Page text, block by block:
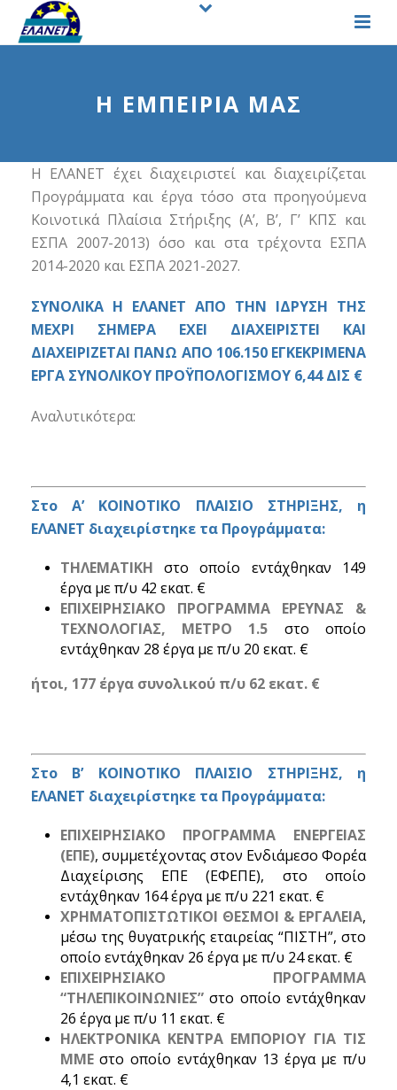
Η ΕΜΠΕΙΡΙΑ ΜΑΣ
Η ΕΛΑΝΕΤ έχει διαχειριστεί και διαχειρίζεται
Προγράμματα και έργα τόσο στα προηγούμενα
Κοινοτικά Πλαίσια Στήριξης (Α’, Β’, Γ’ ΚΠΣ και
ΕΣΠΑ 2007-2013) όσο και στα τρέχοντα ΕΣΠΑ
2014-2020 και ΕΣΠΑ 2021-2027.
ΣΥΝΟΛΙΚΑ Η ΕΛΑΝΕΤ ΑΠΟ ΤΗΝ ΙΔΡΥΣΗ ΤΗΣ
ΜΕΧΡΙ ΣΗΜΕΡΑ ΕΧΕΙ ΔΙΑΧΕΙΡΙΣΤΕΙ ΚΑΙ
ΔΙΑΧΕΙΡΙΖΕΤΑΙ ΠΑΝΩ ΑΠΟ 106.150 ΕΓΚΕΚΡΙΜΕΝΑ
ΕΡΓΑ ΣΥΝΟΛΙΚΟΥ ΠΡΟΫΠΟΛΟΓΙΣΜΟΥ 6,44 ΔΙΣ €
Αναλυτικότερα:
Στο Α’ ΚΟΙΝΟΤΙΚΟ ΠΛΑΙΣΙΟ ΣΤΗΡΙΞΗΣ, η
ΕΛΑΝΕΤ διαχειρίστηκε τα Προγράμματα:
ΤΗΛΕΜΑΤΙΚΗ στο οποίο εντάχθηκαν 149
έργα με π/υ 42 εκατ. €
ΕΠΙΧΕΙΡΗΣΙΑΚΟ ΠΡΟΓΡΑΜΜΑ ΕΡΕΥΝΑΣ &
ΤΕΧΝΟΛΟΓΙΑΣ, ΜΕΤΡΟ 1.5 στο οποίο
εντάχθηκαν 28 έργα με π/υ 20 εκατ. €
ήτοι, 177 έργα συνολικού π/υ 62 εκατ. €
Στο Β’ ΚΟΙΝΟΤΙΚΟ ΠΛΑΙΣΙΟ ΣΤΗΡΙΞΗΣ, η
ΕΛΑΝΕΤ διαχειρίστηκε τα Προγράμματα:
ΕΠΙΧΕΙΡΗΣΙΑΚΟ ΠΡΟΓΡΑΜΜΑ ΕΝΕΡΓΕΙΑΣ
(ΕΠΕ), συμμετέχοντας στον Ενδιάμεσο Φορέα
Διαχείρισης ΕΠΕ (ΕΦΕΠΕ), στο οποίο
εντάχθηκαν 164 έργα με π/υ 221 εκατ. €
ΧΡΗΜΑΤΟΠΙΣΤΩΤΙΚΟΙ ΘΕΣΜΟΙ & ΕΡΓΑΛΕΙΑ,
μέσω της θυγατρικής εταιρείας “ΠΙΣΤΗ”, στο
οποίο εντάχθηκαν 26 έργα με π/υ 24 εκατ. €
ΕΠΙΧΕΙΡΗΣΙΑΚΟ ΠΡΟΓΡΑΜΜΑ
“ΤΗΛΕΠΙΚΟΙΝΩΝΙΕΣ”στο οποίο εντάχθηκαν
26 έργα με π/υ 11 εκατ. €
ΗΛΕΚΤΡΟΝΙΚΑ ΚΕΝΤΡΑ ΕΜΠΟΡΙΟΥ ΓΙΑ ΤΙΣ
ΜΜΕστο οποίο εντάχθηκαν 13 έργα με π/υ
4,1 εκατ. €